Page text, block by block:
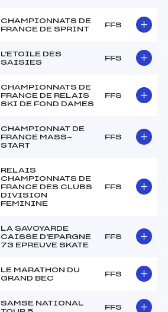
CHAMPIONNATS DE
FRANCE DE SPRINT
FFS
L'ETOILE DES
SAISIES
FFS
CHAMPIONNATS DE
FRANCE DE RELAIS
SKI DE FOND DAMES
FFS
CHAMPIONNAT DE
FRANCE MASS-
START
FFS
RELAIS
CHAMPIONNATS DE
FRANCE DES CLUBS
DIVISION
FEMININE
FFS
LA SAVOYARDE
CAISSE D'EPARGNE
73 EPREUVE SKATE
FFS
LE MARATHON DU
GRAND BEC
FFS
SAMSE NATIONAL
FFS